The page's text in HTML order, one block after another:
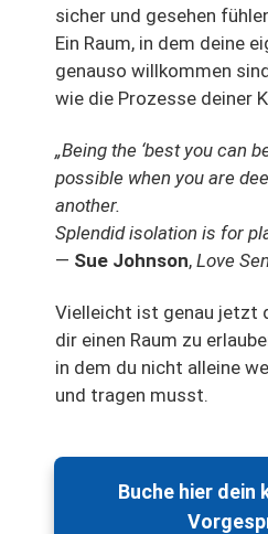
sicher und gesehen
Ein Raum, in dem deine
genauso willkommen
wie die Prozesse deiner
„Being the ‘best you can
possible when you are
another.
Splendid isolation is for
— Sue Johnson, Love
Vielleicht ist genau jetzt
dir einen Raum zu
in dem du nicht alleine
und tragen musst.
Buche hier dein